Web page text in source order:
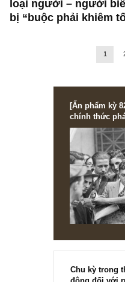
dầy công nhất bởi
NEWS, TECH & QUOTES
Châm ngôn đầu
bị “buộc phải